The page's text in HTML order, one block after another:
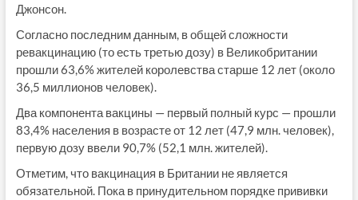
Джонсон.
Согласно последним данным, в общей сложности
ревакцинацию (то есть третью дозу) в Великобритании
прошли 63,6% жителей королевства старше 12 лет (около
36,5 миллионов человек).
Два компонента вакцины — первый полный курс — прошли
83,4% населения в возрасте от 12 лет (47,9 млн. человек),
первую дозу ввели 90,7% (52,1 млн. жителей).
Отметим, что вакцинация в Британии не является
обязательной. Пока в принудительном порядке прививки